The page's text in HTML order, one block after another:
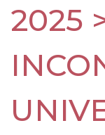
2025